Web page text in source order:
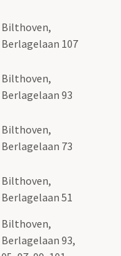
Bilthoven,
Berlagelaan 107
Bilthoven,
Berlagelaan 93
Bilthoven,
Berlagelaan 73
Bilthoven,
Berlagelaan 51
Bilthoven,
Berlagelaan 93,